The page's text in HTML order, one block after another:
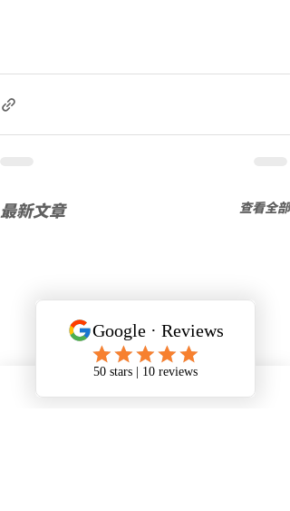
最新文章 查看全部